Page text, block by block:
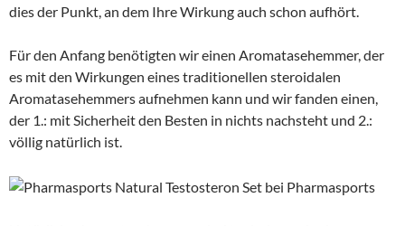
dies der Punkt, an dem Ihre Wirkung auch schon aufhört.
Für den Anfang benötigten wir einen Aromatasehemmer, der
es mit den Wirkungen eines traditionellen steroidalen
Aromatasehemmers aufnehmen kann und wir fanden einen,
der 1.: mit Sicherheit den Besten in nichts nachsteht und 2.:
völlig natürlich ist.